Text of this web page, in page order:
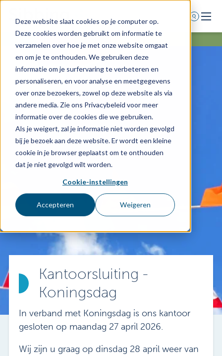
Deze website slaat cookies op je computer op.
Deze cookies worden gebruikt om informatie te
verzamelen over hoe je met onze website omgaat
en om je te onthouden. We gebruiken deze
informatie om je surfervaring te verbeteren en
personaliseren, en voor analyse en meetgegevens
over onze bezoekers, zowel op deze website als via
andere media. Zie ons Privacybeleid voor meer
informatie over de cookies die we gebruiken.
Als je weigert, zal je informatie niet worden gevolgd
bij je bezoek aan deze website. Er wordt een kleine
cookie in je browser geplaatst om te onthouden
dat je niet gevolgd wilt worden.
Cookie-instellingen
Accepteren Weigeren
Home
Voor wie
Diensten
Agenda
Over ons
Schade melden
Afspraak maken
0318 - 544 044
Nieuws
Mijn Sibbing
Kantoorsluiting -
Koningsdag
In verband met Koningsdag is ons kantoor
gesloten op maandag 27 april 2026.
Wij zijn u graag op dinsdag 28 april weer van